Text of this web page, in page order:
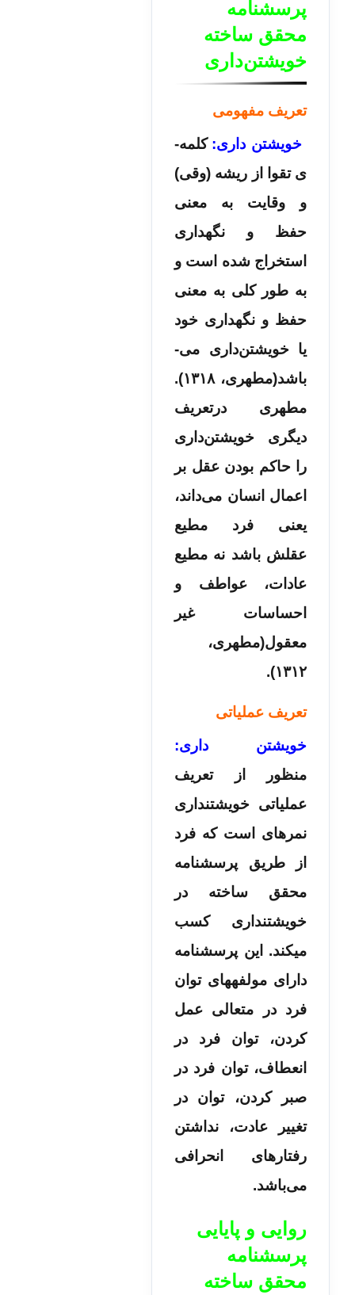
پرسشنامه
محقق ساخته
خویشتن‌داری
تعریف مفهومی
خویشتن داری:کلمه‌­
ی تقوا از ریشه (وقی)
و وقایت به معنی
حفظ و نگهداری
استخراج شده است و
به طور کلی به معنی
حفظ و نگهداری خود
یا خویشتن‌داری می‌­
باشد(مطهری، ۱۳۱۸).
مطهری درتعریف
دیگری خویشتن‌­داری
را حاکم بودن عقل بر
اعمال انسان می­‌داند،
یعنی فرد مطیع
عقلش باشد نه مطیع
عادات، عواطف و
احساسات غیر
معقول(مطهری،
۱۳۱۲).
تعریف عملیاتی
خویشتن داری:
منظور از تعریف
عملیاتی خویشتن­داری
نمره­ای است که فرد
از طریق پرسشنامه
محقق ساخته در
خویشتن­داری کسب
می­کند. این پرسشنامه
دارای مولفه­های توان
فرد در متعالی عمل
کردن، توان فرد در
انعطاف، توان فرد در
صبر کردن، توان در
تغییر عادت، نداشتن
رفتارهای انحرافی
می‌­باشد.
روایی و پایایی
پرسشنامه
محقق ساخته